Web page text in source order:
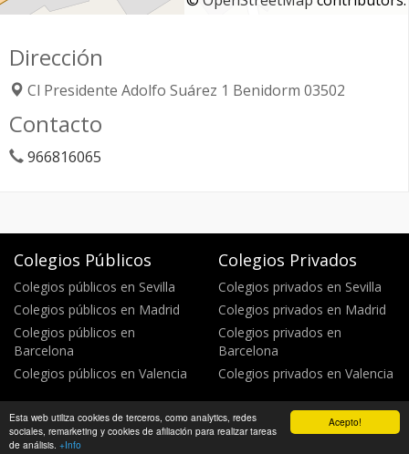
Acepto!
Esta web utiliza cookies de terceros, como analytics, redes
sociales, remarketing y cookies de afiliación para realizar tareas
de análisis. +Info
Dirección
Cl Presidente Adolfo Suárez 1 Benidorm 03502
Contacto
966816065
Colegios Públicos
Colegios públicos en Sevilla
Colegios públicos en Madrid
Colegios públicos en
Barcelona
Colegios públicos en Valencia
Colegios Privados
Colegios privados en Sevilla
Colegios privados en Madrid
Colegios privados en
Barcelona
Colegios privados en Valencia
Política de privacidad Política de cookies